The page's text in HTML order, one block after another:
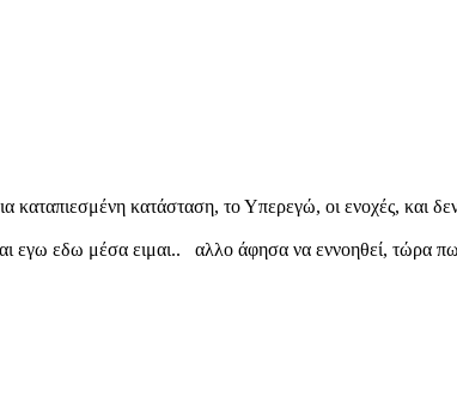
κατάσταση, το Υπερεγώ, οι ενοχές, και δεν
εγω εδω μέσα ειμαι.. αλλο άφησα να εννοηθεί, τώρα